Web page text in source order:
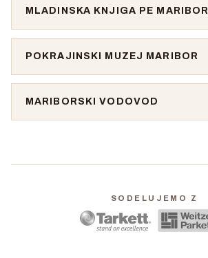
MLADINSKA KNJIGA PE MARIBOR
POKRAJINSKI MUZEJ MARIBOR
MARIBORSKI VODOVOD
SODELUJEMO Z